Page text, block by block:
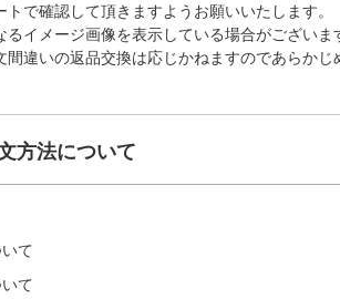
で確認して頂きますようお願いいたします。
イメージ画像を表示している場合がございま
違いの返品交換は応じかねますのであらかじ
方法について
て
て